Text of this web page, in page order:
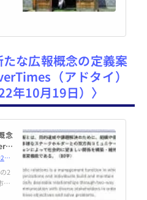
営
な広報概念の定義案
（アドタイ）
年10月19日）〉
念
議
https://www.advertimes.com/20221019/article398804/
2
に